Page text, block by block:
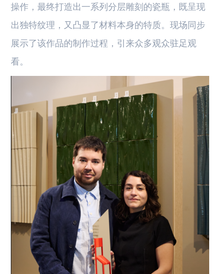
操作，最终打造出一系列分层雕刻的瓷瓶，既呈现
出独特纹理，又凸显了材料本身的特质。现场同步
展示了该作品的制作过程，引来众多观众驻足观
看。